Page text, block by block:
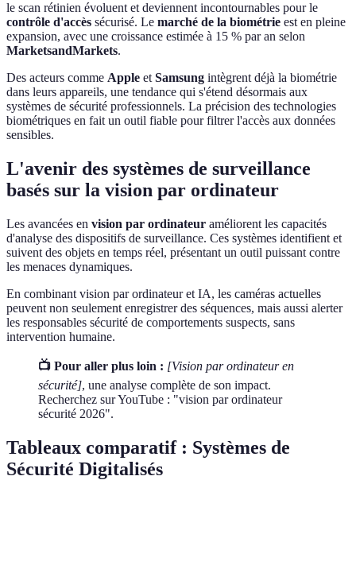
le scan rétinien évoluent et deviennent incontournables pour le
contrôle d'accès sécurisé. Le marché de la biométrie est en pleine
expansion, avec une croissance estimée à 15 % par an selon
MarketsandMarkets.
Des acteurs comme Apple et Samsung intègrent déjà la biométrie
dans leurs appareils, une tendance qui s'étend désormais aux
systèmes de sécurité professionnels. La précision des technologies
biométriques en fait un outil fiable pour filtrer l'accès aux données
sensibles.
L'avenir des systèmes de surveillance
basés sur la vision par ordinateur
Les avancées en vision par ordinateur améliorent les capacités
d'analyse des dispositifs de surveillance. Ces systèmes identifient et
suivent des objets en temps réel, présentant un outil puissant contre
les menaces dynamiques.
En combinant vision par ordinateur et IA, les caméras actuelles
peuvent non seulement enregistrer des séquences, mais aussi alerter
les responsables sécurité de comportements suspects, sans
intervention humaine.
📺 Pour aller plus loin : [Vision par ordinateur en
sécurité], une analyse complète de son impact.
Recherchez sur YouTube : "vision par ordinateur
sécurité 2026".
Tableaux comparatif : Systèmes de
Sécurité Digitalisés